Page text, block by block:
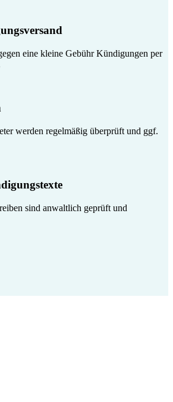
eine kleine Gebühr Kündigungen per
werden regelmäßig überprüft und ggf.
sind anwaltlich geprüft und